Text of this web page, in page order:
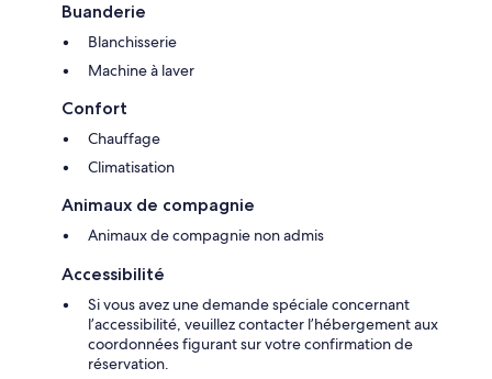
Buanderie
Blanchisserie
Machine à laver
Confort
Chauffage
Climatisation
Animaux de compagnie
Animaux de compagnie non admis
Accessibilité
Si vous avez une demande spéciale concernant
l’accessibilité, veuillez contacter l’hébergement aux
coordonnées figurant sur votre confirmation de
réservation.